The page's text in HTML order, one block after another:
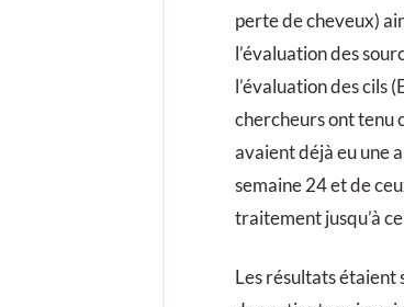
perte de cheveux)
l’évaluation des
l’évaluation des cils
chercheurs ont tenu
avaient déjà eu une
semaine 24 et de
traitement jusqu’à
Les résultats étaient